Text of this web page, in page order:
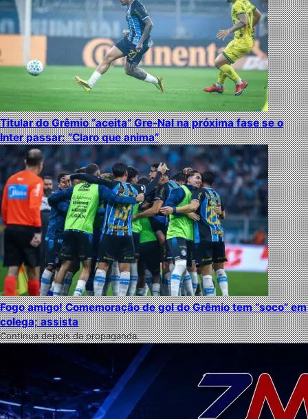
Titular do Grêmio “aceita” Gre-Nal na próxima fase se o
Inter passar: “Claro que anima”
Fogo amigo! Comemoração de gol do Grêmio tem “soco” em
colega; assista
Continua depois da propaganda.